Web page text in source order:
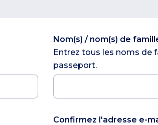
Nom(s) / nom(s) de
Entrez tous les noms de
passeport.
Confirmez l'adresse e-